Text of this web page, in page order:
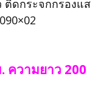
ดกระจกกรองแส
ความยาว 200